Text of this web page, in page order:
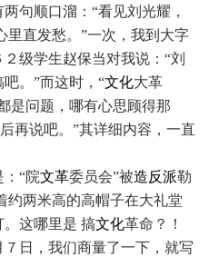
句顺口溜：“看见刘光耀，
里直发愁。”一次，我到大字
级学生赵保当对我说：“刘
。”而这时，“文化大革
是问题，哪有心思顾得那
再说吧。”其详细内容，一直
“院文革委员会”被造反派勒
约两米高的高帽子在大礼堂
这哪里是 搞文化革命？！
日，我们商量了一下，就写